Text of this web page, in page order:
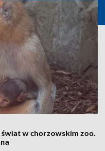
świat w chorzowskim zoo.